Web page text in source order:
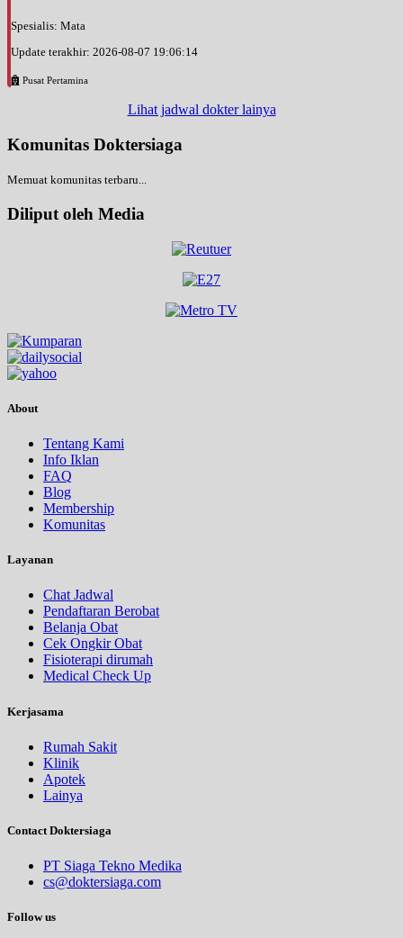
Spesialis: Mata
Update terakhir: 2026-08-07 19:06:14
Pusat Pertamina
Lihat jadwal dokter lainya
Komunitas Doktersiaga
Memuat komunitas terbaru...
Diliput oleh Media
About
Tentang Kami
Info Iklan
FAQ
Blog
Membership
Komunitas
Layanan
Chat Jadwal
Pendaftaran Berobat
Belanja Obat
Cek Ongkir Obat
Fisioterapi dirumah
Medical Check Up
Kerjasama
Rumah Sakit
Klinik
Apotek
Lainya
Contact Doktersiaga
PT Siaga Tekno Medika
cs@doktersiaga.com
Follow us